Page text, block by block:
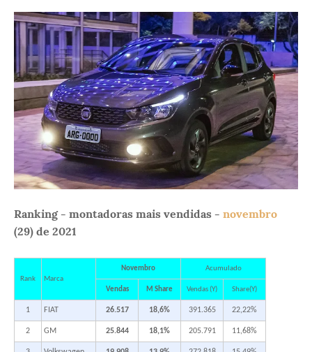
Ranking - montadoras mais vendidas - novembro
(29) de 2021
Rank Marca
Novembro Acumulado
Vendas M Share Vendas (Y) Share(Y)
1 FIAT 26.517 18,6% 391.365 22,22%
2 GM 25.844 18,1% 205.791 11,68%